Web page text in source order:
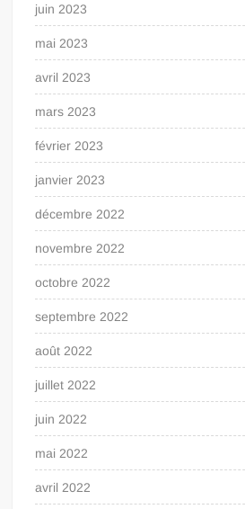
juin 2023
mai 2023
avril 2023
mars 2023
février 2023
janvier 2023
décembre 2022
novembre 2022
octobre 2022
septembre 2022
août 2022
juillet 2022
juin 2022
mai 2022
avril 2022